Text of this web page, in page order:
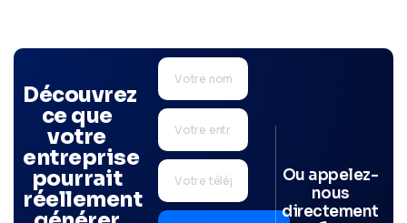
Découvrez
ce que
votre
entreprise
pourrait
réellement
Ou appelez-
nous
directement